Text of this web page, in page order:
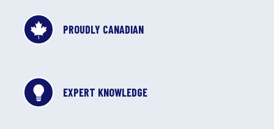
PROUDLY CANADIAN
EXPERT KNOWLEDGE